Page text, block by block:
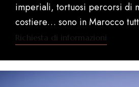
imperiali, tortuosi percorsi di
costiere… sono in Marocco
Richiesta di informazioni